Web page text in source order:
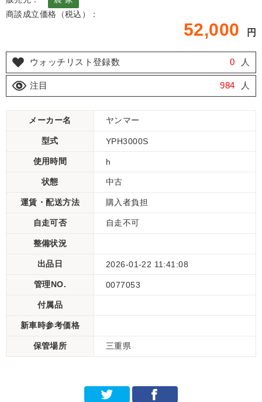
商談成立価格（税込）：
52,000 円
ウォッチリスト登録数 0 人
注目 984 人
メーカー名 ヤンマー
型式 YPH3000S
使用時間 h
状態 中古
運賃・配送方法 購入者負担
自走可否 自走不可
整備状況
出品日 2026-01-22 11:41:08
管理NO. 0077053
付属品
新車時参考価格
保管場所 三重県